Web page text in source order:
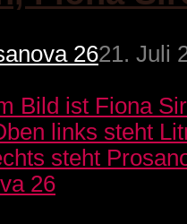
2621. Juli
26